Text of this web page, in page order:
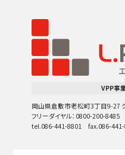
VPP事
岡山県倉敷市老松町3丁目9-27
フリーダイヤル：0800-200-8485
tel.086-441-8801 fax.086-441-